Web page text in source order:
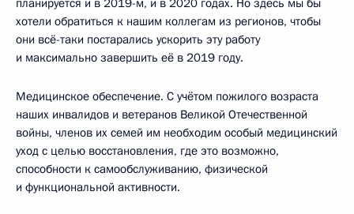
хотели обратиться к нашим коллегам из регионов, чтобы
они всё-таки постарались ускорить эту работу
и максимально завершить её в 2019 году.
Медицинское обеспечение. С учётом пожилого возраста
наших инвалидов и ветеранов Великой Отечественной
войны, членов их семей им необходим особый медицинский
уход с целью восстановления, где это возможно,
способности к самообслуживанию, физической
и функциональной активности.